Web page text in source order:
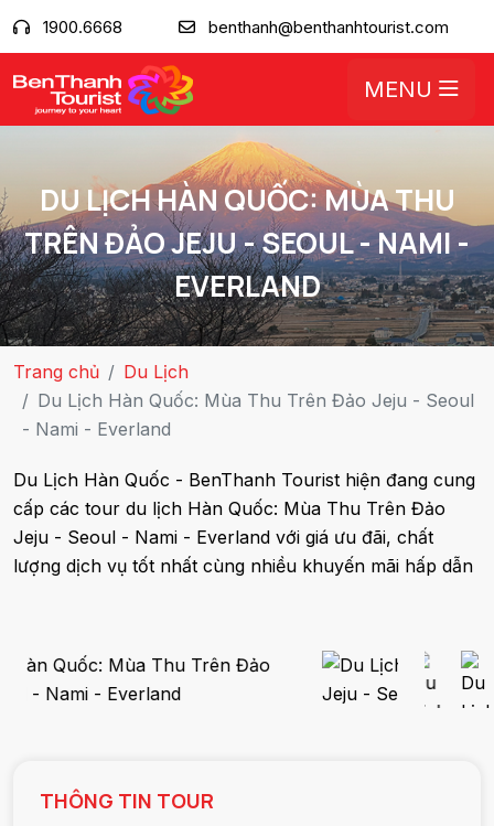
1900.6668 benthanh@benthanhtourist.com
MENU
DU LỊCH HÀN QUỐC: MÙA THU
TRÊN ĐẢO JEJU - SEOUL - NAMI -
EVERLAND
Trang chủ
Du Lịch
Du Lịch Hàn Quốc: Mùa Thu Trên Đảo Jeju - Seoul
- Nami - Everland
Du Lịch Hàn Quốc - BenThanh Tourist hiện đang cung
cấp các tour du lịch Hàn Quốc: Mùa Thu Trên Đảo
Jeju - Seoul - Nami - Everland với giá ưu đãi, chất
lượng dịch vụ tốt nhất cùng nhiều khuyến mãi hấp dẫn
THÔNG TIN TOUR